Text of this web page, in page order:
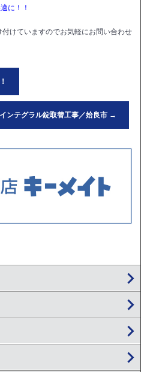
に！！
付けていますのでお気軽にお問い合わせ
インテグラル錠取替工事／姶良市 →